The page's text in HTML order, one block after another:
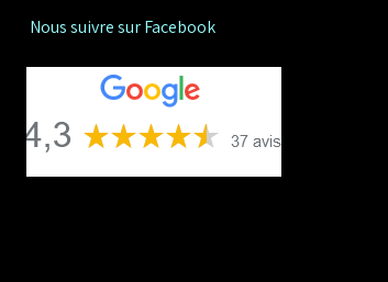
Nous suivre sur Facebook